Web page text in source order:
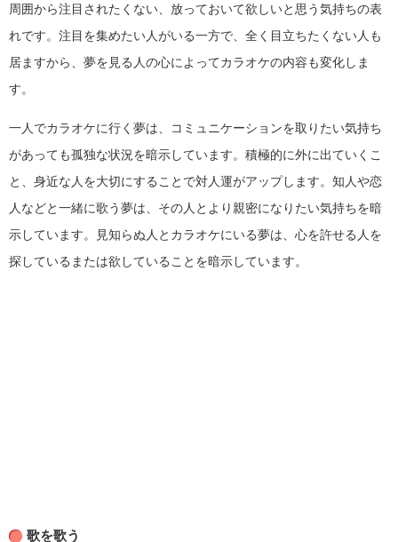
周囲から注目されたくない、放っておいて欲しいと思う気持ちの表
れです。注目を集めたい人がいる一方で、全く目立ちたくない人も
居ますから、夢を見る人の心によってカラオケの内容も変化しま
す。
一人でカラオケに行く夢は、コミュニケーションを取りたい気持ち
があっても孤独な状況を暗示しています。積極的に外に出ていくこ
と、身近な人を大切にすることで対人運がアップします。知人や恋
人などと一緒に歌う夢は、その人とより親密になりたい気持ちを暗
示しています。見知らぬ人とカラオケにいる夢は、心を許せる人を
探しているまたは欲していることを暗示しています。
歌を歌う